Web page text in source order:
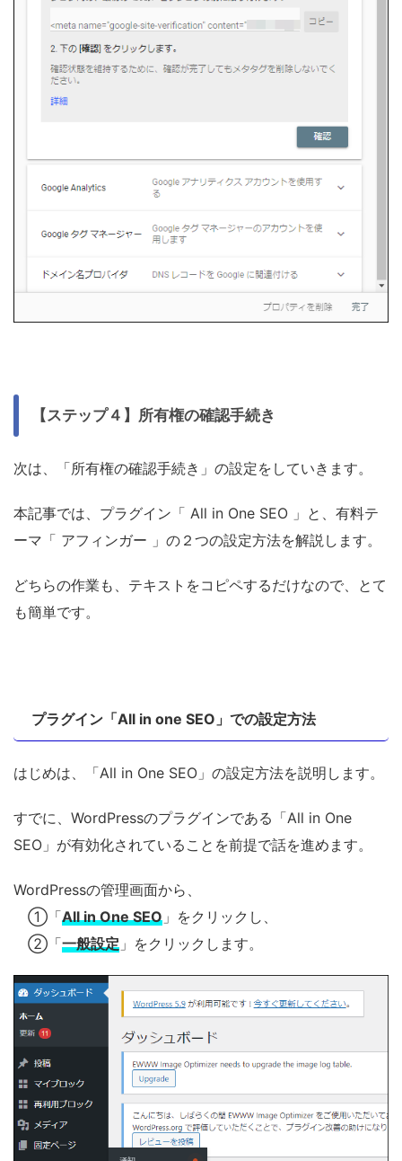
【ステップ４】所有権の確認手続き
次は、「所有権の確認手続き」の設定をしていきます。
本記事では、プラグイン「 All in One SEO 」と、有料テ
ーマ「 アフィンガー 」の２つの設定方法を解説します。
どちらの作業も、テキストをコピペするだけなので、とて
も簡単です。
プラグイン「All in one SEO」での設定方法
はじめは、「All in One SEO」の設定方法を説明します。
すでに、WordPressのプラグインである「All in One
SEO」が有効化されていることを前提で話を進めます。
WordPressの管理画面から、
①「All in One SEO 」をクリックし、
②「一般設定 」をクリックします。